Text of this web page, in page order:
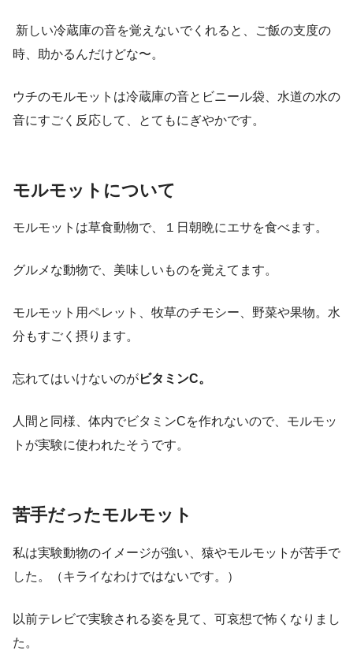
新しい冷蔵庫の音を覚えないでくれると、ご飯の支度の
時、助かるんだけどな〜。
ウチのモルモットは冷蔵庫の音とビニール袋、水道の水の
音にすごく反応して、とてもにぎやかです。
モルモットについて
モルモットは草食動物で、１日朝晩にエサを食べます。
グルメな動物で、美味しいものを覚えてます。
モルモット用ペレット、牧草のチモシー、野菜や果物。水
分もすごく摂ります。
忘れてはいけないのがビタミンC。
人間と同様、体内でビタミンCを作れないので、モルモッ
トが実験に使われたそうです。
苦手だったモルモット
私は実験動物のイメージが強い、猿やモルモットが苦手で
した。（キライなわけではないです。）
以前テレビで実験される姿を見て、可哀想で怖くなりまし
た。